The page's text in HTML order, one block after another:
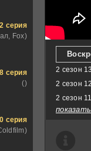
2 сезон
2 сезон
2 сезон
2 серия
Fox)
8 серия
()
серия